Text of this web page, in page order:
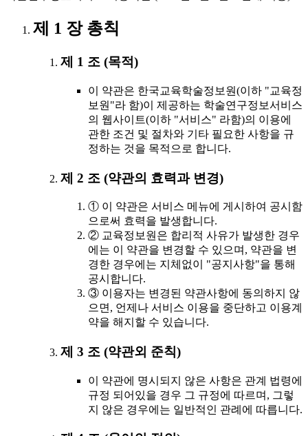
제 1 장 총칙
제 1 조 (목적)
이 약관은 한국교육학술정보원(이하 "교육정
보원"라 함)이 제공하는 학술연구정보서비스
의 웹사이트(이하 "서비스" 라함)의 이용에
관한 조건 및 절차와 기타 필요한 사항을 규
정하는 것을 목적으로 합니다.
제 2 조 (약관의 효력과 변경)
① 이 약관은 서비스 메뉴에 게시하여 공시함
으로써 효력을 발생합니다.
② 교육정보원은 합리적 사유가 발생한 경우
에는 이 약관을 변경할 수 있으며, 약관을 변
경한 경우에는 지체없이 "공지사항"을 통해
공시합니다.
③ 이용자는 변경된 약관사항에 동의하지 않
으면, 언제나 서비스 이용을 중단하고 이용계
약을 해지할 수 있습니다.
제 3 조 (약관외 준칙)
이 약관에 명시되지 않은 사항은 관계 법령에
규정 되어있을 경우 그 규정에 따르며, 그렇
지 않은 경우에는 일반적인 관례에 따릅니다.